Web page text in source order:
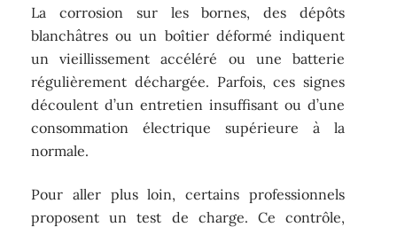
La corrosion sur les bornes, des dépôts
blanchâtres ou un boîtier déformé indiquent
un vieillissement accéléré ou une batterie
régulièrement déchargée. Parfois, ces signes
découlent d’un entretien insuffisant ou d’une
consommation électrique supérieure à la
normale.
Pour aller plus loin, certains professionnels
proposent un test de charge. Ce contrôle,